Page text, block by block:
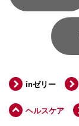
inゼリー
ヘルスケア